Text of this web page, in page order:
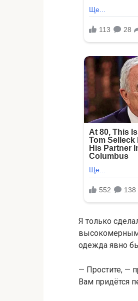
Я только
высокомерным
одежда явно
— Простите, —
Вам придётся